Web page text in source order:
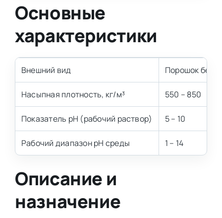
Основные
характеристики
Внешний вид Порошок
Насыпная плотность, кг/м³ 550 – 850
Показатель pH (рабочий раствор) 5 – 10
Рабочий диапазон pH среды 1 – 14
Описание и
назначение